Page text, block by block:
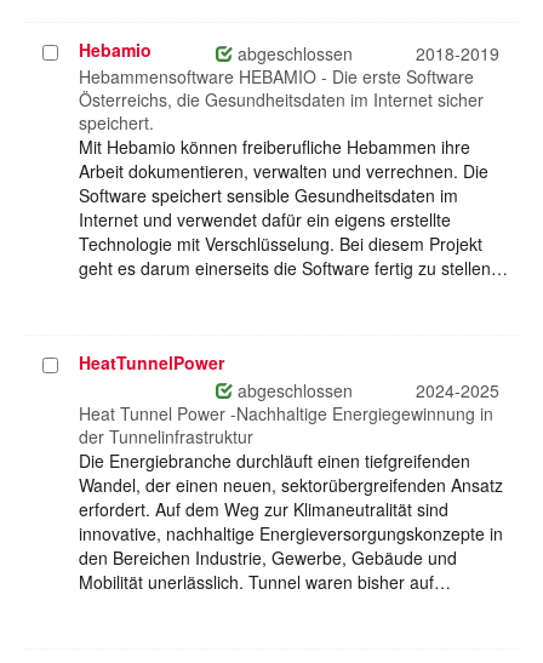
Projekt
auswählen
Hebamio abgeschlossen
2018-2019
Hebammensoftware HEBAMIO - Die erste Software
Österreichs, die Gesundheitsdaten im Internet sicher
speichert.
Mit Hebamio können freiberufliche Hebammen ihre
Arbeit dokumentieren, verwalten und verrechnen. Die
Software speichert sensible Gesundheitsdaten im
Internet und verwendet dafür ein eigens erstellte
Technologie mit Verschlüsselung. Bei diesem Projekt
geht es darum einerseits die Software fertig zu stellen…
ProjektHeatTunnelPower
abgeschlossen
2024-2025
Heat Tunnel Power -Nachhaltige Energiegewinnung in
der Tunnelinfrastruktur
Die Energiebranche durchläuft einen tiefgreifenden
Wandel, der einen neuen, sektorübergreifenden Ansatz
erfordert. Auf dem Weg zur Klimaneutralität sind
innovative, nachhaltige Energieversorgungskonzepte in
den Bereichen Industrie, Gewerbe, Gebäude und
Mobilität unerlässlich. Tunnel waren bisher auf…